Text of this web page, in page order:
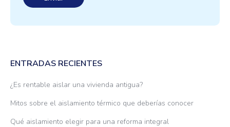
ENTRADAS RECIENTES
¿Es rentable aislar una vivienda antigua?
Mitos sobre el aislamiento térmico que deberías conocer
Qué aislamiento elegir para una reforma integral